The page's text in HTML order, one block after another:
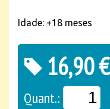
Idade: +18 meses
16,90 €
Quant.: